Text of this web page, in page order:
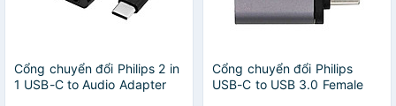
Cổng chuyển đổi Philips 2 in
1 USB-C to Audio Adapter
Cổng chuyển đổi Philips
USB-C to USB 3.0 Female